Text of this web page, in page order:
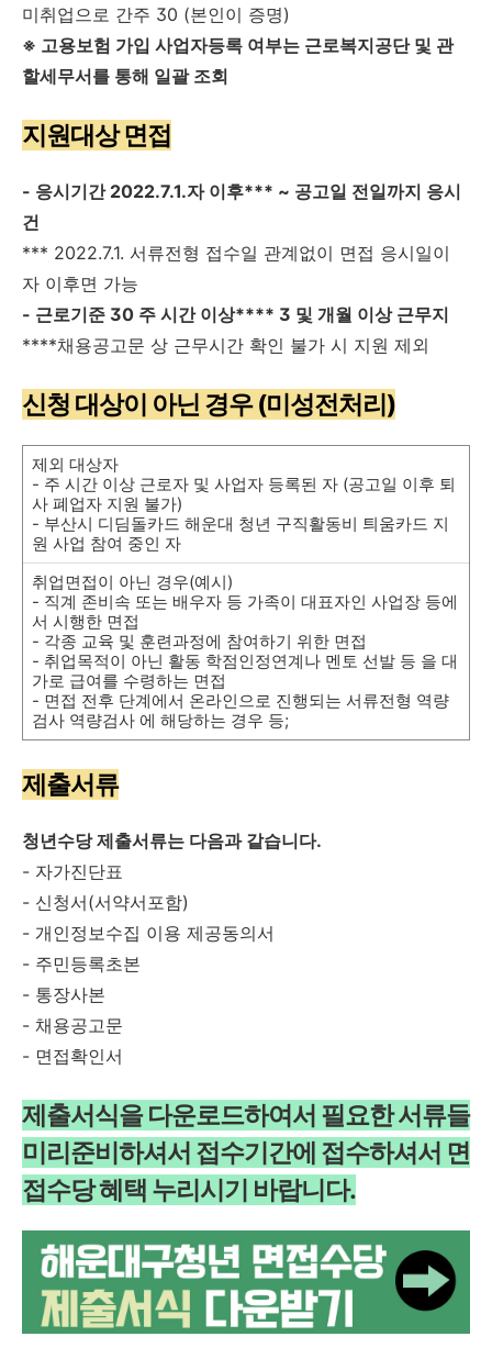
미취업으로 간주 30 (본인이 증명)
※ 고용보험 가입 사업자등록 여부는 근로복지공단 및 관
할세무서를 통해 일괄 조회
지원대상 면접
- 응시기간 2022.7.1.자 이후*** ~ 공고일 전일까지 응시
건
*** 2022.7.1. 서류전형 접수일 관계없이 면접 응시일이
자 이후면 가능
- 근로기준 30 주 시간 이상**** 3 및 개월 이상 근무지
****채용공고문 상 근무시간 확인 불가 시 지원 제외
신청 대상이 아닌 경우 (미성전처리)
제외 대상자
- 주 시간 이상 근로자 및 사업자 등록된 자 (공고일 이후 퇴
사 폐업자 지원 불가)
- 부산시 디딤돌카드 해운대 청년 구직활동비 틔움카드 지
원 사업 참여 중인 자
취업면접이 아닌 경우(예시)
- 직계 존비속 또는 배우자 등 가족이 대표자인 사업장 등에
서 시행한 면접
- 각종 교육 및 훈련과정에 참여하기 위한 면접
- 취업목적이 아닌 활동 학점인정연계나 멘토 선발 등 을 대
가로 급여를 수령하는 면접
- 면접 전후 단계에서 온라인으로 진행되는 서류전형 역량
검사 역량검사 에 해당하는 경우 등;
제출서류
청년수당 제출서류는 다음과 같습니다.
- 자가진단표
- 신청서(서약서포함)
- 개인정보수집 이용 제공동의서
- 주민등록초본
- 통장사본
- 채용공고문
- 면접확인서
제출서식을 다운로드하여서 필요한 서류들
미리준비하셔서 접수기간에 접수하셔서 면
접수당 혜택 누리시기 바랍니다.